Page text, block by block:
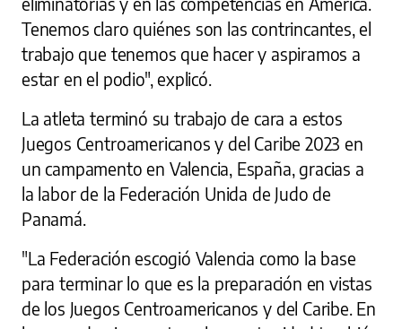
Tenemos claro quiénes son las contrincantes, el
trabajo que tenemos que hacer y aspiramos a
estar en el podio", explicó.
La atleta terminó su trabajo de cara a estos
Juegos Centroamericanos y del Caribe 2023 en
un campamento en Valencia, España, gracias a
la labor de la Federación Unida de Judo de
Panamá.
"La Federación escogió Valencia como la base
para terminar lo que es la preparación en vistas
de los Juegos Centroamericanos y del Caribe. En